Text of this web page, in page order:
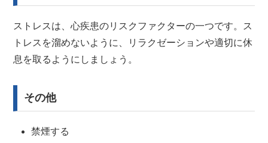
ストレスは、心疾患のリスクファクターの一つです。ス
トレスを溜めないように、リラクゼーションや適切に休
息を取るようにしましょう。
その他
禁煙する